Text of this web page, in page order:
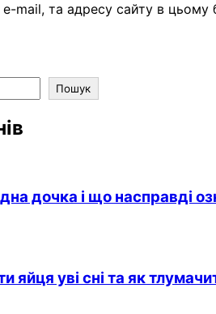
mail, та адресу сайту в цьому
Пошук
дочка і що насправді
яйця уві сні та як